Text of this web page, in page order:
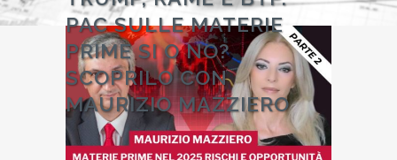
PAC SULLE MATERIE
PRIME SI O NO?
SCOPRILO CON
MAURIZIO MAZZIERO